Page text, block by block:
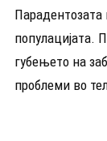
Парадентозата
популацијата.
губењето на
проблеми во